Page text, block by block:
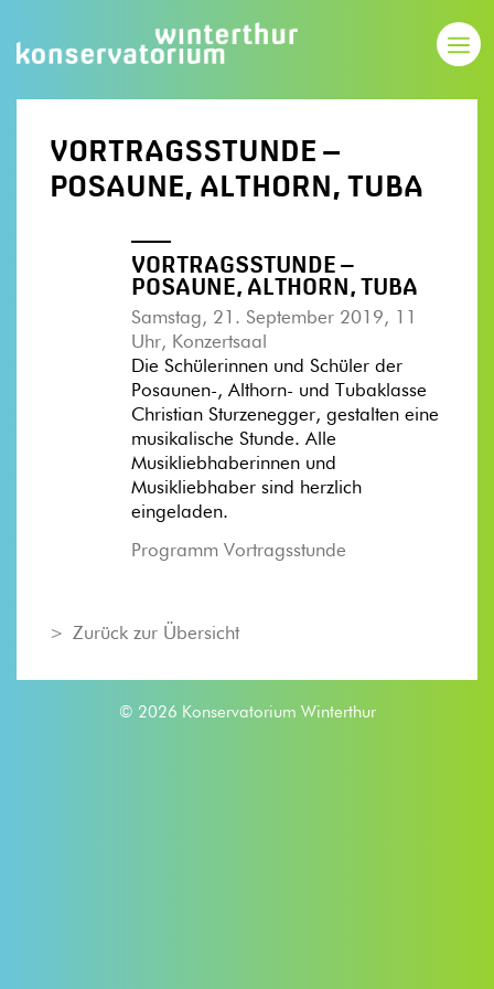
VORTRAGSSTUNDE –
POSAUNE, ALTHORN, TUBA
VORTRAGSSTUNDE –
POSAUNE, ALTHORN, TUBA
Samstag, 21. September 2019, 11
Uhr, Konzertsaal
Die Schülerinnen und Schüler der
Posaunen-, Althorn- und Tubaklasse
Christian Sturzenegger, gestalten eine
musikalische Stunde. Alle
Musikliebhaberinnen und
Musikliebhaber sind herzlich
eingeladen.
Programm Vortragsstunde
Zurück zur Übersicht
© 2026 Konservatorium Winterthur